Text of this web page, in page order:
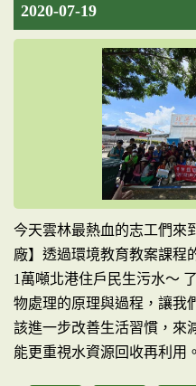
2020-07-19
今天雲林最熱血的志工們來
廠】透過環境教育教案課程
1萬噸北港住戶民生污水～
物處理的原理與過程，讓我
該進一步改善生活習慣，來
能更重視水資源回收再利用